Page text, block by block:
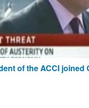
of the ACCI joined